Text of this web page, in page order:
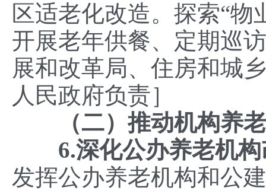
区适老化改造。探索“
开展老年供餐、定期巡
展和改革局、住房和城
人民政府负责］
（二）推动机构养
6.深化公办养老机
发挥公办养老机构和公